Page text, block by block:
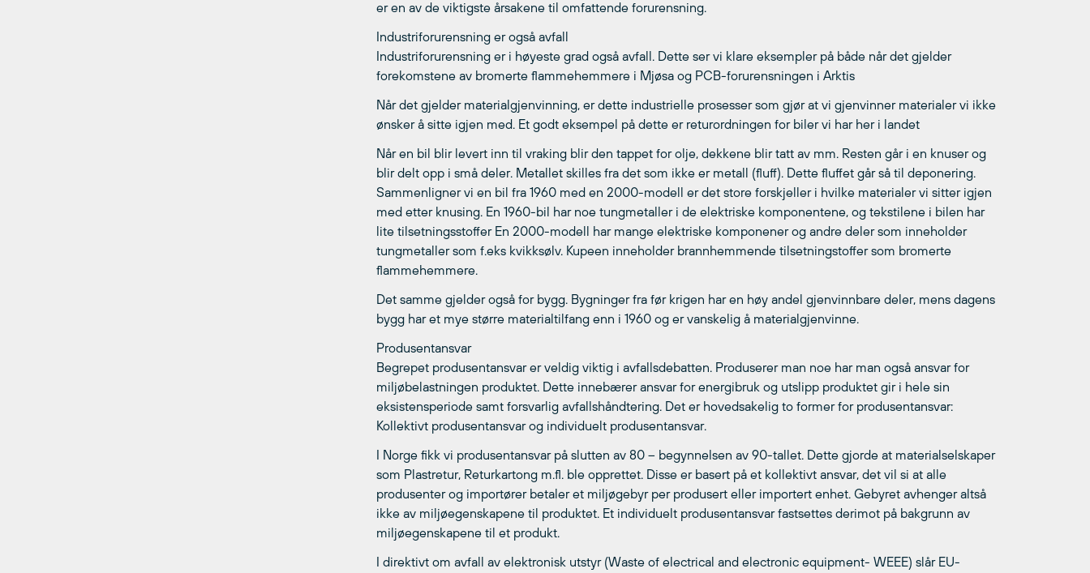
er en av de viktigste årsakene til omfattende forurensning.
Industriforurensning er også avfall
Industriforurensning er i høyeste grad også avfall. Dette ser vi klare eksempler på både når det gjelder
forekomstene av bromerte flammehemmere i Mjøsa og PCB-forurensningen i Arktis
Når det gjelder materialgjenvinning, er dette industrielle prosesser som gjør at vi gjenvinner materialer vi ikke
ønsker å sitte igjen med. Et godt eksempel på dette er returordningen for biler vi har her i landet
Når en bil blir levert inn til vraking blir den tappet for olje, dekkene blir tatt av mm. Resten går i en knuser og
blir delt opp i små deler. Metallet skilles fra det som ikke er metall (fluff). Dette fluffet går så til deponering.
Sammenligner vi en bil fra 1960 med en 2000-modell er det store forskjeller i hvilke materialer vi sitter igjen
med etter knusing. En 1960-bil har noe tungmetaller i de elektriske komponentene, og tekstilene i bilen har
lite tilsetningsstoffer En 2000-modell har mange elektriske komponener og andre deler som inneholder
tungmetaller som f.eks kvikksølv. Kupeen inneholder brannhemmende tilsetningstoffer som bromerte
flammehemmere.
Det samme gjelder også for bygg. Bygninger fra før krigen har en høy andel gjenvinnbare deler, mens dagens
bygg har et mye større materialtilfang enn i 1960 og er vanskelig å materialgjenvinne.
Produsentansvar
Begrepet produsentansvar er veldig viktig i avfallsdebatten. Produserer man noe har man også ansvar for
miljøbelastningen produktet. Dette innebærer ansvar for energibruk og utslipp produktet gir i hele sin
eksistensperiode samt forsvarlig avfallshåndtering. Det er hovedsakelig to former for produsentansvar:
Kollektivt produsentansvar og individuelt produsentansvar.
I Norge fikk vi produsentansvar på slutten av 80 – begynnelsen av 90-tallet. Dette gjorde at materialselskaper
som Plastretur, Returkartong m.fl. ble opprettet. Disse er basert på et kollektivt ansvar, det vil si at alle
produsenter og importører betaler et miljøgebyr per produsert eller importert enhet. Gebyret avhenger altså
ikke av miljøegenskapene til produktet. Et individuelt produsentansvar fastsettes derimot på bakgrunn av
miljøegenskapene til et produkt.
I direktivt om avfall av elektronisk utstyr (Waste of electrical and electronic equipment- WEEE) slår EU-